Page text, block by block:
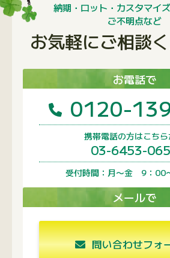
納期・ロット・カスタマイズ
ご不明点など
お気軽にご相談く
お電話で
0120-
携帯電話の方はこちら
03-6453-
受付時間：月〜金 9：00
メールで
問い合わせフォ